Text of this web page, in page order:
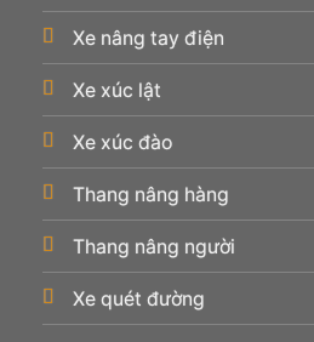
Xe nâng tay điện
Xe xúc lật
Xe xúc đào
Thang nâng hàng
Thang nâng người
Xe quét đường